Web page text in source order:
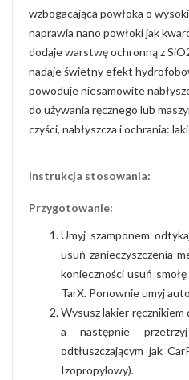
wzbogacająca powłoka o
naprawia nano powłoki jak
dodaje warstwę ochronną z
nadaje świetny efekt
powoduje niesamowite
do używania ręcznego lub
czyści, nabłyszcza i ochrania:
Instrukcja stosowania:
Przygotowanie:
Umyj szamponem
usuń zanieczyszczenia
konieczności usuń
TarX. Ponownie umyj
Wysusz lakier ręcznikiem
a następnie
odtłuszczającym jak
Izopropylowy).